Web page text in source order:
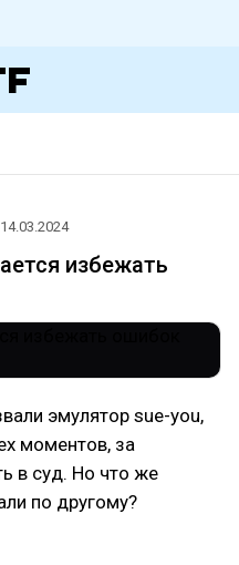
14.03.2024
избежать
эмулятор sue-you,
моментов, за
в суд. Но что же
по другому?